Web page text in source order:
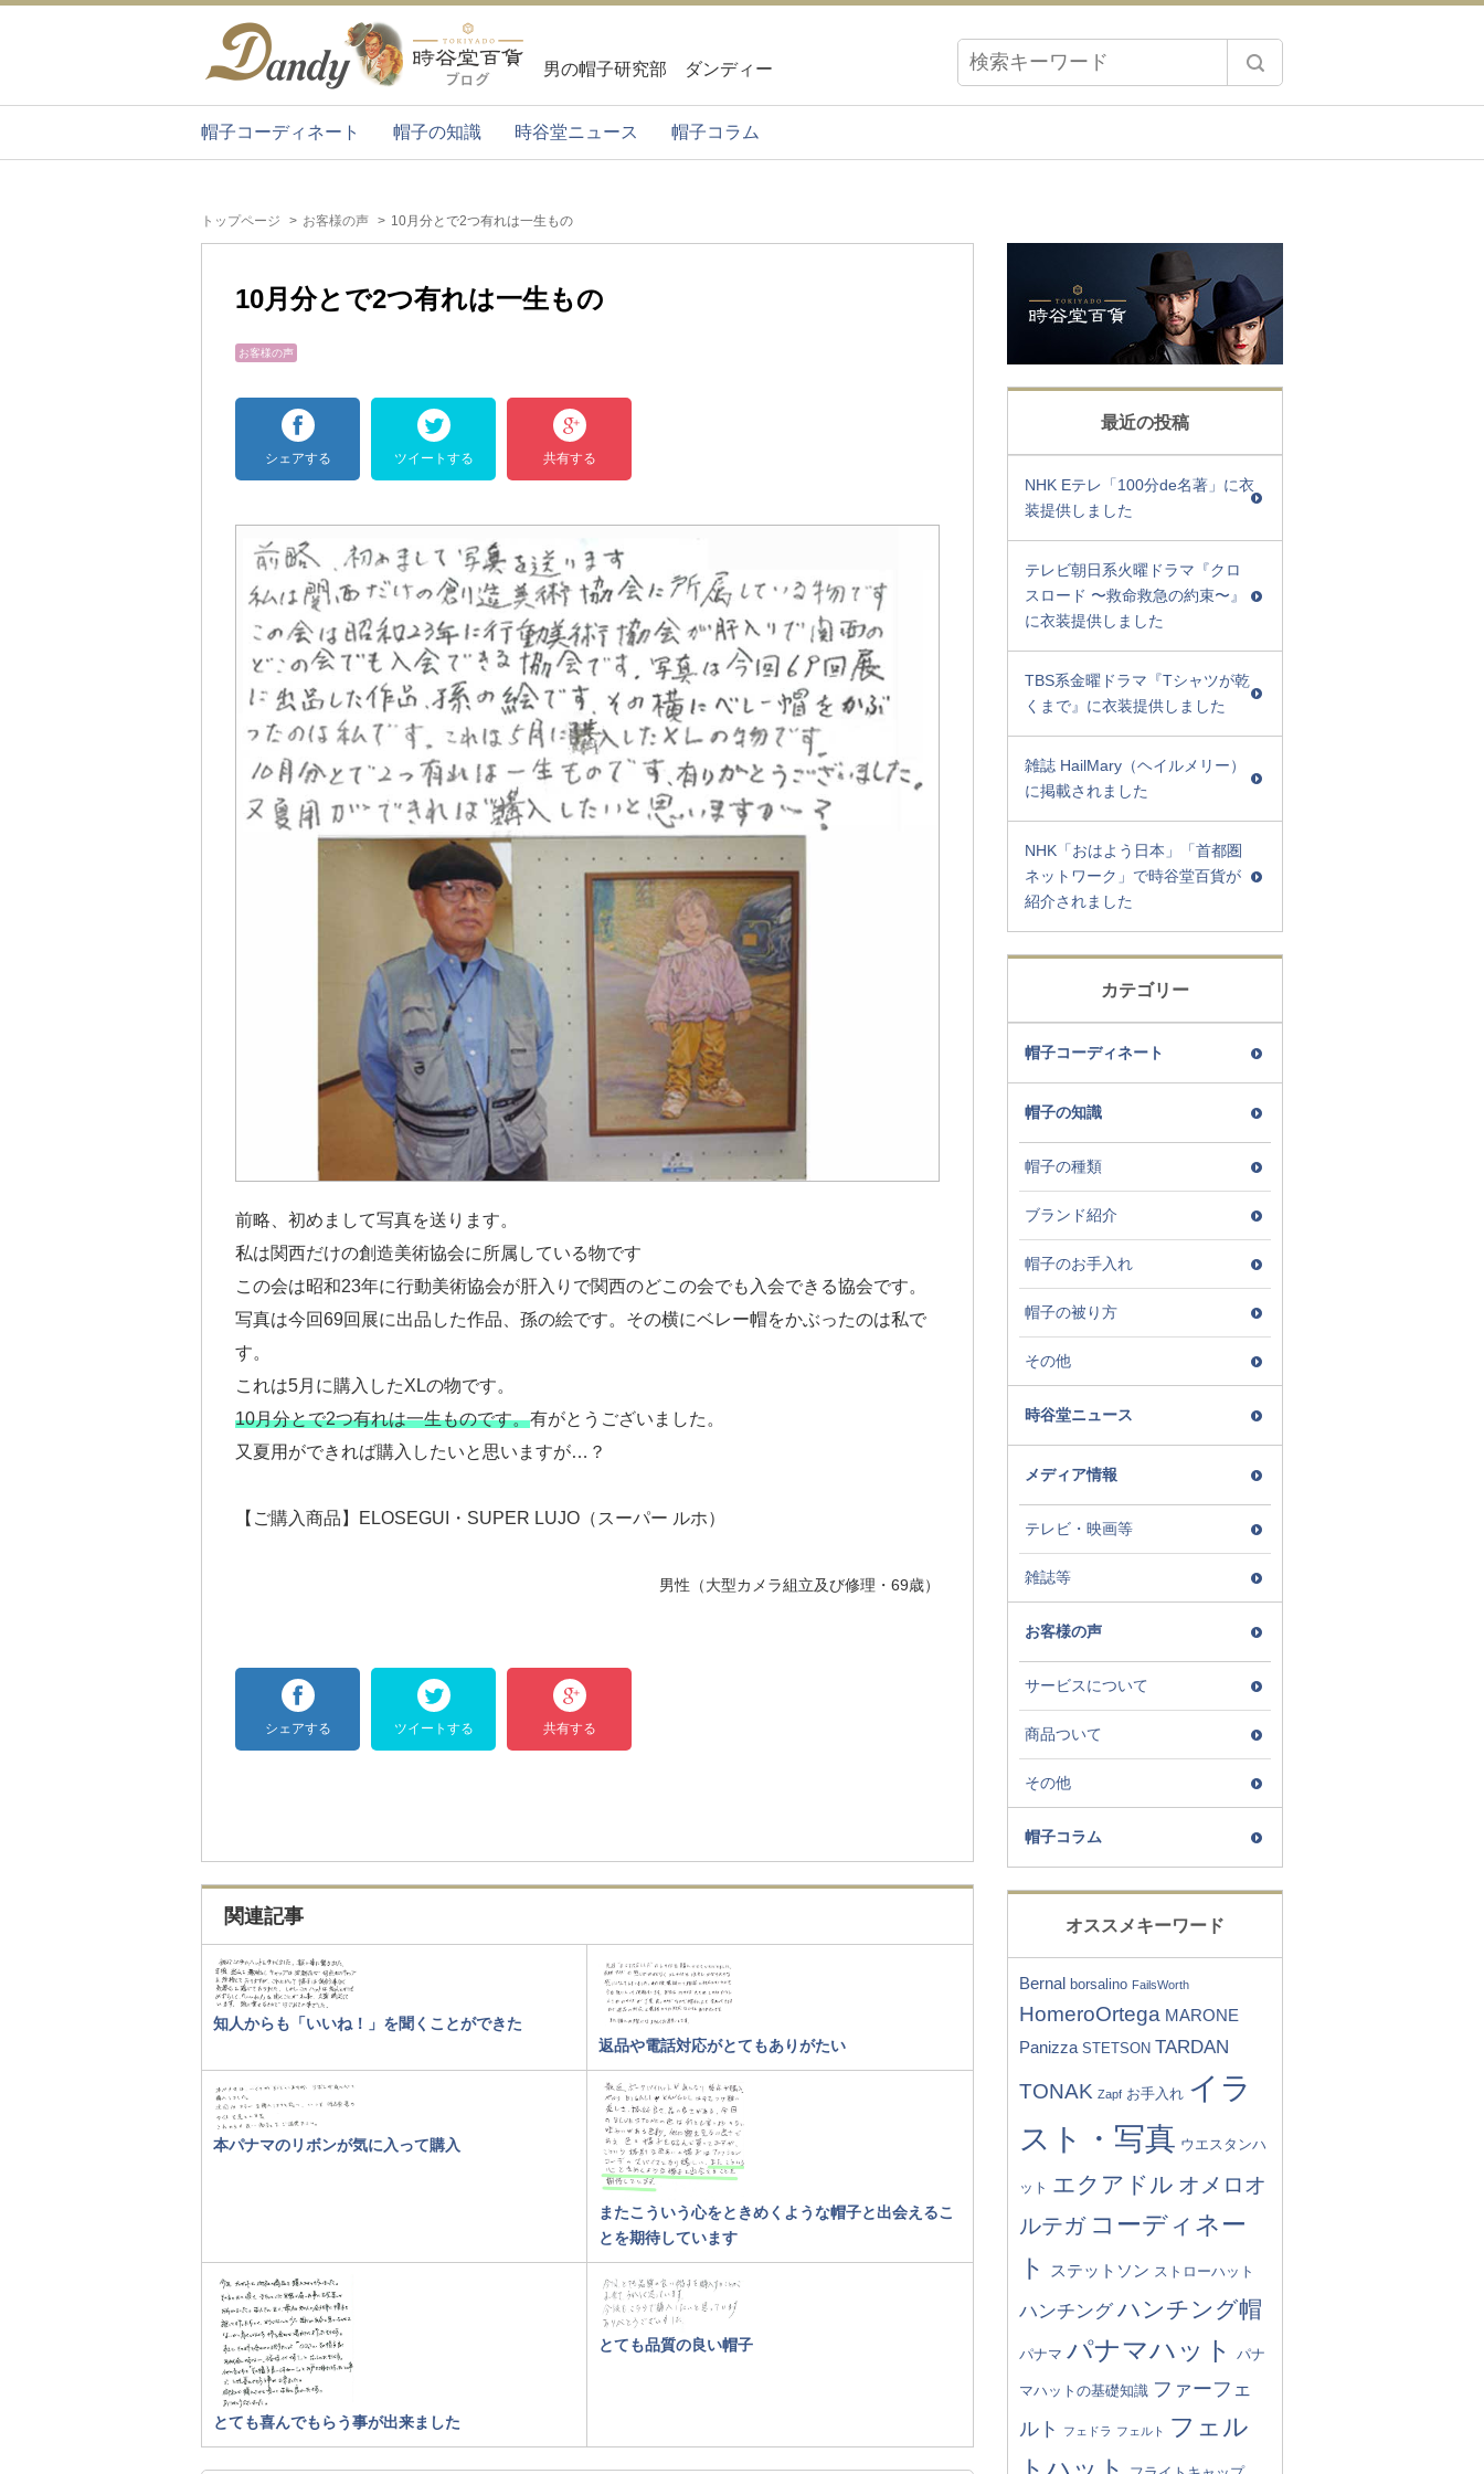
男の帽子研究部 ダンディー
帽子コーディネート 帽子の知識 時谷堂ニュース 帽子コラム
トップページ お客様の声 10月分とで2つ有れは一生もの
10月分とで2つ有れは一生もの
お客様の声
シェアする ツイートする 共有する
前略、初めまして写真を送ります。
私は関西だけの創造美術協会に所属している物です
この会は昭和23年に行動美術協会が肝入りで関西のどこの会でも入会できる協会です。
写真は今回69回展に出品した作品、孫の絵です。その横にベレー帽をかぶったのは私で
す。
これは5月に購入したXLの物です。
10月分とで2つ有れは一生ものです。有がとうございました。
又夏用ができれば購入したいと思いますが…？
【ご購入商品】ELOSEGUI・SUPER LUJO（スーパー ルホ）
男性（大型カメラ組立及び修理・69歳）
シェアする ツイートする 共有する
関連記事
知人からも「いいね！」を聞くことができた
返品や電話対応がとてもありがたい
本パナマのリボンが気に入って購入
またこういう心をときめくような帽子と出会えるこ
とを期待しています
とても喜んでもらう事が出来ました
とても品質の良い帽子
最近の投稿
NHK Eテレ「100分de名著」に衣
装提供しました
テレビ朝日系火曜ドラマ『クロ
スロード 〜救命救急の約束〜』
に衣装提供しました
TBS系金曜ドラマ『Tシャツが乾
くまで』に衣装提供しました
雑誌 HailMary（ヘイルメリー）
に掲載されました
NHK「おはよう日本」「首都圏
ネットワーク」で時谷堂百貨が
紹介されました
カテゴリー
帽子コーディネート
帽子の知識
帽子の種類
ブランド紹介
帽子のお手入れ
帽子の被り方
その他
時谷堂ニュース
メディア情報
テレビ・映画等
雑誌等
お客様の声
サービスについて
商品ついて
その他
帽子コラム
オススメキーワード
Bernal borsalino FailsWorth
HomeroOrtega MARONE
Panizza STETSON TARDAN
TONAK Zapf お手入れ イラ
スト・写真 ウエスタンハ
ット エクアドル オメロオ
ルテガ コーディネー
ト
ステットソン ストローハット
ハンチング ハンチング帽
パナマ パナマハット パナ
マハットの基礎知識 ファーフェ
ルト
フェドラ フェルト
フェル